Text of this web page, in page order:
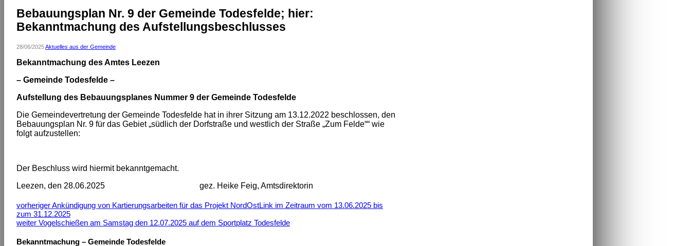
Bebauungsplan Nr. 9 der Gemeinde Todesfelde; hier:
Bekanntmachung des Aufstellungsbeschlusses
28/06/2025Aktuelles aus der Gemeinde
Bekanntmachung des Amtes Leezen
– Gemeinde Todesfelde –
Aufstellung des Bebauungsplanes Nummer 9 der Gemeinde Todesfelde
Die Gemeindevertretung der Gemeinde Todesfelde hat in ihrer Sitzung am 13.12.2022 beschlossen, den
Bebauungsplan Nr. 9 für das Gebiet „südlich der Dorfstraße und westlich der Straße „Zum Felde““ wie
folgt aufzustellen:
Der Beschluss wird hiermit bekanntgemacht.
Leezen, den 28.06.2025 gez. Heike Feig, Amtsdirektorin
vorherigerAnkündigung von Kartierungsarbeiten für das Projekt NordOstLink im Zeitraum vom 13.06.2025 bis
zum 31.12.2025
weiter Vogelschießen am Samstag den 12.07.2025 auf dem Sportplatz Todesfelde
Bekanntmachung – Gemeinde Todesfelde